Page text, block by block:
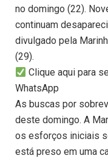
no domingo (22).
continuam
divulgado pela
(29).
Clique aqui para
WhatsApp
As buscas por
deste domingo. A
os esforços iniciais
está preso em uma